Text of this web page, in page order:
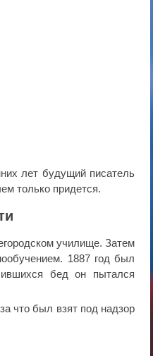
лет будущий писатель
только придется.
училище. Затем
1887 год был
бед он пытался
что был взят под надзор